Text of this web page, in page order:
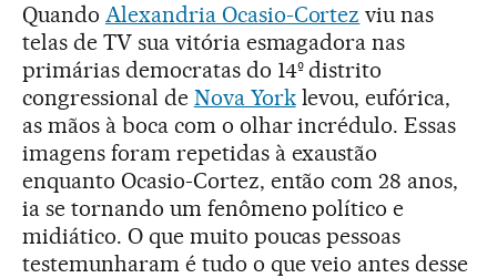
Quando Alexandria Ocasio-Cortez viu nas
telas de TV sua vitória esmagadora nas
primárias democratas do 14º distrito
congressional de Nova Yorklevou, eufórica,
as mãos à boca com o olhar incrédulo. Essas
imagens foram repetidas à exaustão
enquanto Ocasio-Cortez, então com 28 anos,
ia se tornando um fenômeno político e
midiático. O que muito poucas pessoas
testemunharam é tudo o que veio antes desse